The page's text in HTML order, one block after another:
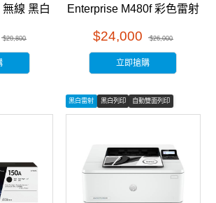
線 黑白
$20,800
Enterprise M480f 彩色雷射
$24,000 $26,000
立即搶購
黑白雷射 黑白列印 自動雙面列印